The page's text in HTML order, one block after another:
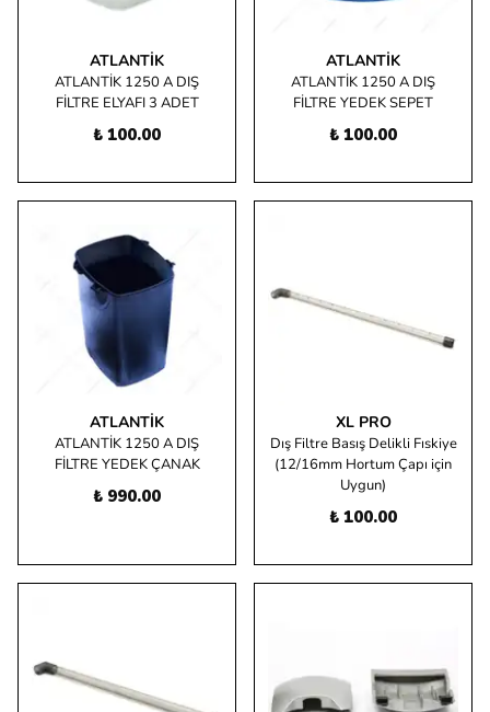
ATLANTIK
ATLANTİK 1250 A DIŞ
FİLTRE ELYAFI 3 ADET
₺ 100.00
ATLANTIK
ATLANTİK 1250 A DIŞ
FİLTRE YEDEK SEPET
₺ 100.00
ATLANTIK
ATLANTİK 1250 A DIŞ
FİLTRE YEDEK ÇANAK
₺ 990.00
XL PRO
Dış Filtre Basış Delikli Fıskiye
(12/16mm Hortum Çapı için
Uygun)
₺ 100.00